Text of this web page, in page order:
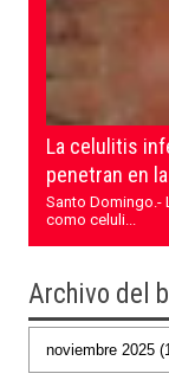
La celulitis
penetran en
Santo Domingo.-
como celuli...
Archivo del